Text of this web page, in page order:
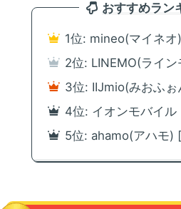
おすすめラン
1位: mineo(マイネ
2位: LINEMO(ライ
3位: IIJmio(みおふ
4位: イオンモバイ
5位: ahamo(アハモ)